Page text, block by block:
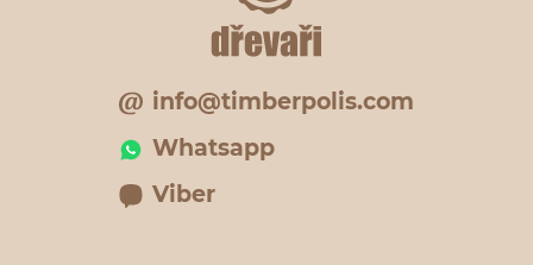
info@timberpolis.com
Whatsapp
Viber